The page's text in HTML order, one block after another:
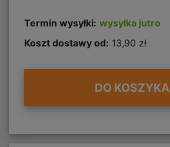
Termin wysyłki: wysyłka jutro
Koszt dostawy od: 13,90 zł
DO KOSZYKA